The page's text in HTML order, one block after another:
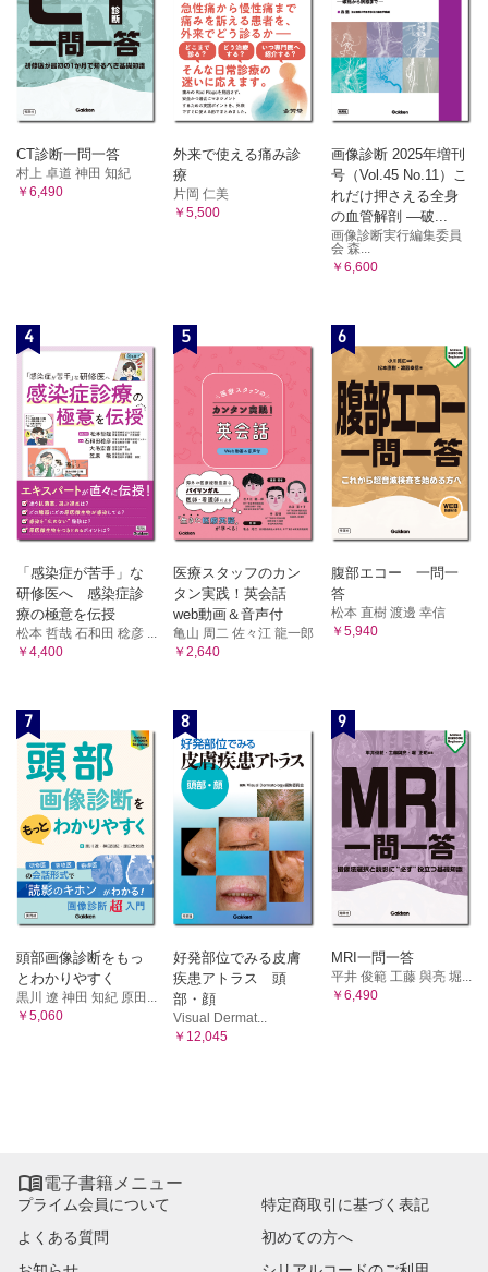
CT診断一問一答
村上 卓道 神田 知紀
￥6,490
外来で使える痛み診
療
片岡 仁美
￥5,500
画像診断 2025年増刊
号（Vol.45 No.11）こ
れだけ押さえる全身
の血管解剖 ―破...
画像診断実行編集委員
会 森...
￥6,600
4
「感染症が苦手」な
研修医へ 感染症診
療の極意を伝授
松本 哲哉 石和田 稔彦 ...
￥4,400
5
医療スタッフのカン
タン実践！英会話
web動画＆音声付
亀山 周二 佐々江 龍一郎
￥2,640
6
腹部エコー 一問一
答
松本 直樹 渡邊 幸信
￥5,940
7
頭部画像診断をもっ
とわかりやすく
黒川 遼 神田 知紀 原田...
￥5,060
8
好発部位でみる皮膚
疾患アトラス 頭
部・顔
Visual Dermat...
￥12,045
9
MRI一問一答
平井 俊範 工藤 與亮 堀...
￥6,490
電子書籍メニュー
プライム会員について
特定商取引に基づく表記
よくある質問
初めての方へ